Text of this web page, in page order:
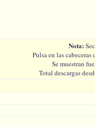
Nota:
Pulsa en las
Se muestran
Total descargas